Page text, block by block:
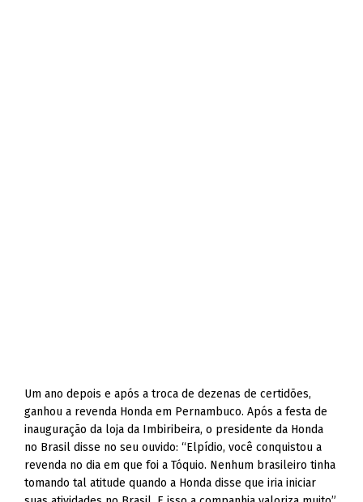
Um ano depois e após a troca de dezenas de certidões,
ganhou a revenda Honda em Pernambuco. Após a festa de
inauguração da loja da Imbiribeira, o presidente da Honda
no Brasil disse no seu ouvido: “Elpídio, você conquistou a
revenda no dia em que foi a Tóquio. Nenhum brasileiro tinha
tomando tal atitude quando a Honda disse que iria iniciar